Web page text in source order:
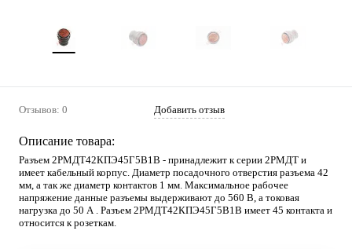
Отзывов: 0 Добавить отзыв
Описание товара:
Разъем 2РМДТ42КПЭ45Г5В1В - принадлежит к серии 2РМДТ и
имеет кабельный корпус. Диаметр посадочного отверстия разъема 42
мм, а так же диаметр контактов 1 мм. Максимальное рабочее
напряжение данные разъемы выдерживают до 560 В, а токовая
нагрузка до 50 А . Разъем 2РМДТ42КПЭ45Г5В1В имеет 45 контакта и
относится к розеткам.